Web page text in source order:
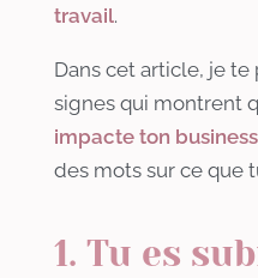
travail.
Dans cet article, je
signes qui montrent
impacte ton business
des mots sur ce que
1. Tu es